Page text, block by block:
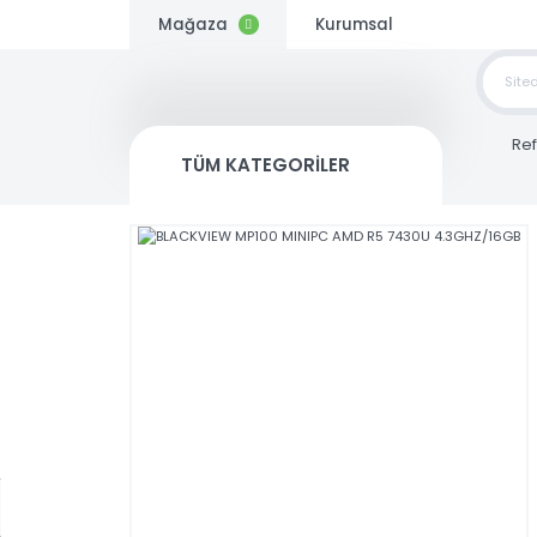
Mağaza Kurumsal
TÜM KATEGORİLER
Bedava